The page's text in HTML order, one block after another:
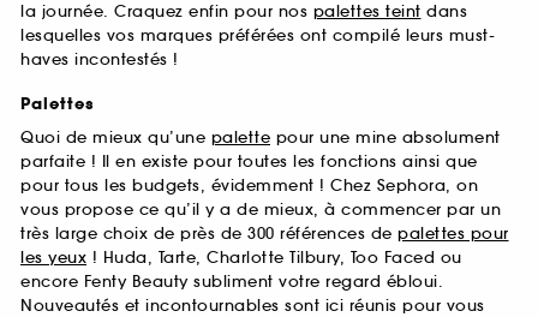
la journée. Craquez enfin pour nos palettes teint dans
lesquelles vos marques préférées ont compilé leurs must-
haves incontestés !
Palettes
Quoi de mieux qu’une palette pour une mine absolument
parfaite ! Il en existe pour toutes les fonctions ainsi que
pour tous les budgets, évidemment ! Chez Sephora, on
vous propose ce qu’il y a de mieux, à commencer par un
très large choix de près de 300 références de palettes pour
les yeux ! Huda, Tarte, Charlotte Tilbury, Too Faced ou
encore Fenty Beauty subliment votre regard ébloui.
Nouveautés et incontournables sont ici réunis pour vous